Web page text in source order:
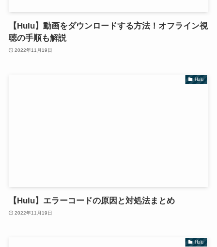
【Hulu】動画をダウンロードする方法！オフライン視
聴の手順も解説
2022年11月19日
Hulu
【Hulu】エラーコードの原因と対処法まとめ
2022年11月19日
Hulu